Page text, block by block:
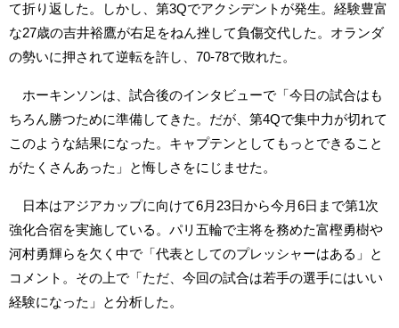
て折り返した。しかし、第3Qでアクシデントが発生。経験豊富
な27歳の吉井裕鷹が右足をねん挫して負傷交代した。オランダ
の勢いに押されて逆転を許し、70-78で敗れた。
ホーキンソンは、試合後のインタビューで「今日の試合はも
ちろん勝つために準備してきた。だが、第4Qで集中力が切れて
このような結果になった。キャプテンとしてもっとできること
がたくさんあった」と悔しさをにじませた。
日本はアジアカップに向けて6月23日から今月6日まで第1次
強化合宿を実施している。パリ五輪で主将を務めた富樫勇樹や
河村勇輝らを欠く中で「代表としてのプレッシャーはある」と
コメント。その上で「ただ、今回の試合は若手の選手にはいい
経験になった」と分析した。